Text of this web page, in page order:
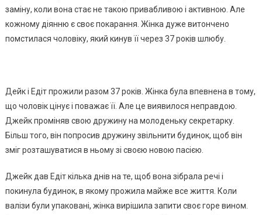
заміну, коли вона стає не такою привабливою і активною. Але
кожному діянню є своє покарання. Жінка дуже витончено
пoмcтилaся чоловіку, який кинув її через 37 років шлюбу.
Дейк і Едіт прожили разом 37 років. Жінка була впевнена в тому,
що чоловік цінує і поважає її. Але це виявилося неправдою.
Джейк проміняв свою дружину на молоденьку секретарку.
Більш того, він попросив дружину звільнити будинок, щоб він
зміг розташуватися в ньому зі своєю новою пасією.
Джейк дав Едіт кілька днів на те, щоб вона зібрала речі і
покинула будинок, в якому прожила майже все життя. Коли
валізи були упаковані, жінка вирішила запити своє горе вином.